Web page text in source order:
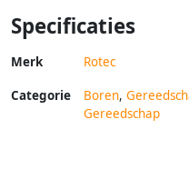
Specificaties
Merk Rotec
Categorie Boren,
Gereedschap